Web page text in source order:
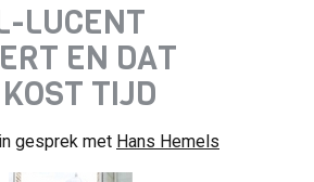
LUCENT
EN DAT
TIJD
in gesprek met Hans Hemels